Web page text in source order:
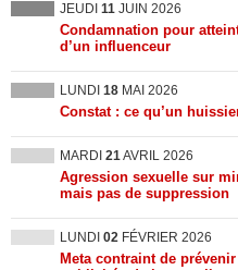
JEUDI 11 JUIN 2026
Condamnation pour
d’un influenceur
LUNDI 18 MAI 2026
Constat : ce qu’un
MARDI 21AVRIL 2026
Agression sexuelle sur
mais pas de suppression
LUNDI 02 FÉVRIER 2026
Meta contraint de